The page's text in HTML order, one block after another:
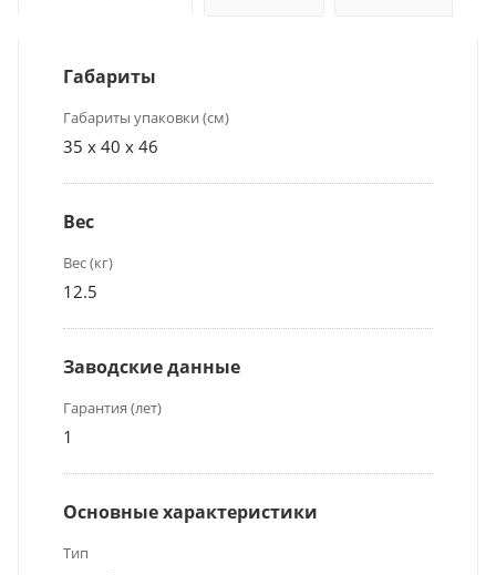
Габариты
Габариты упаковки (см)
35 x 40 x 46
Вес
Вес (кг)
12.5
Заводские данные
Гарантия (лет)
1
Основные характеристики
Тип